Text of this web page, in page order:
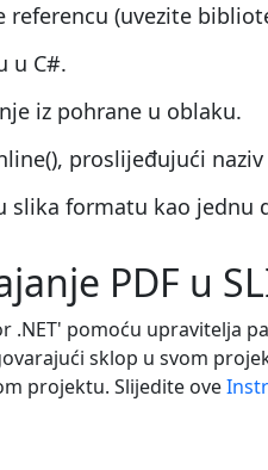
referencu (uvezite
u C#.
iz pohrane u oblaku.
proslijeđujući
formatu kao jednu
PDF u
.NET' pomoću upravitelja
sklop u svom
projektu. Slijedite ove